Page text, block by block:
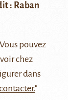
: Raban
pouvez
chez
dans
"